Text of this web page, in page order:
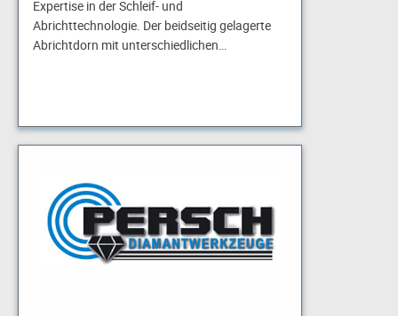
Expertise in der Schleif- und
Abrichttechnologie. Der beidseitig gelagerte
Abrichtdorn mit unterschiedlichen…